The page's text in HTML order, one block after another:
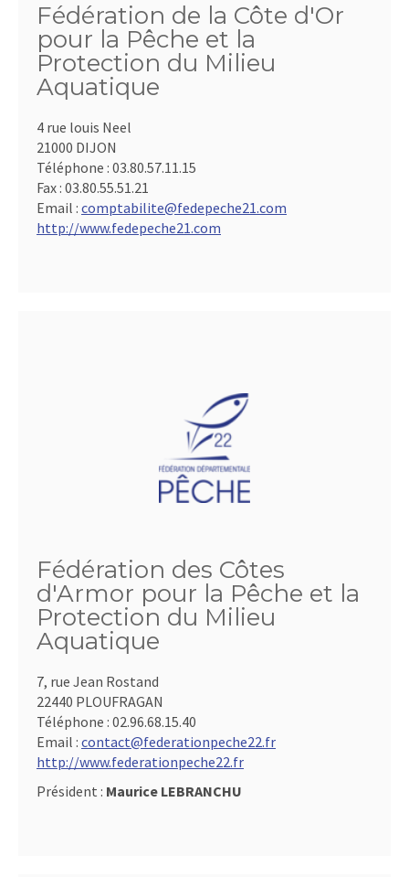
Fédération de la Côte d'Or
pour la Pêche et la
Protection du Milieu
Aquatique
4 rue louis Neel
21000 DIJON
Téléphone : 03.80.57.11.15
Fax : 03.80.55.51.21
Email : comptabilite@fedepeche21.com
http://www.fedepeche21.com
Fédération des Côtes
d'Armor pour la Pêche et la
Protection du Milieu
Aquatique
7, rue Jean Rostand
22440 PLOUFRAGAN
Téléphone : 02.96.68.15.40
Email : contact@federationpeche22.fr
http://www.federationpeche22.fr
Président : Maurice LEBRANCHU